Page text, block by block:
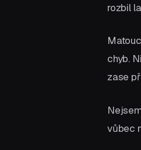
rozbil
chyb.
zase
vůbec